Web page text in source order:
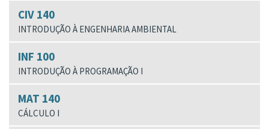
CIV 140
INTRODUÇÃO À ENGENHARIA AMBIENTAL
INF 100
INTRODUÇÃO À PROGRAMAÇÃO I
MAT 140
CÁLCULO I